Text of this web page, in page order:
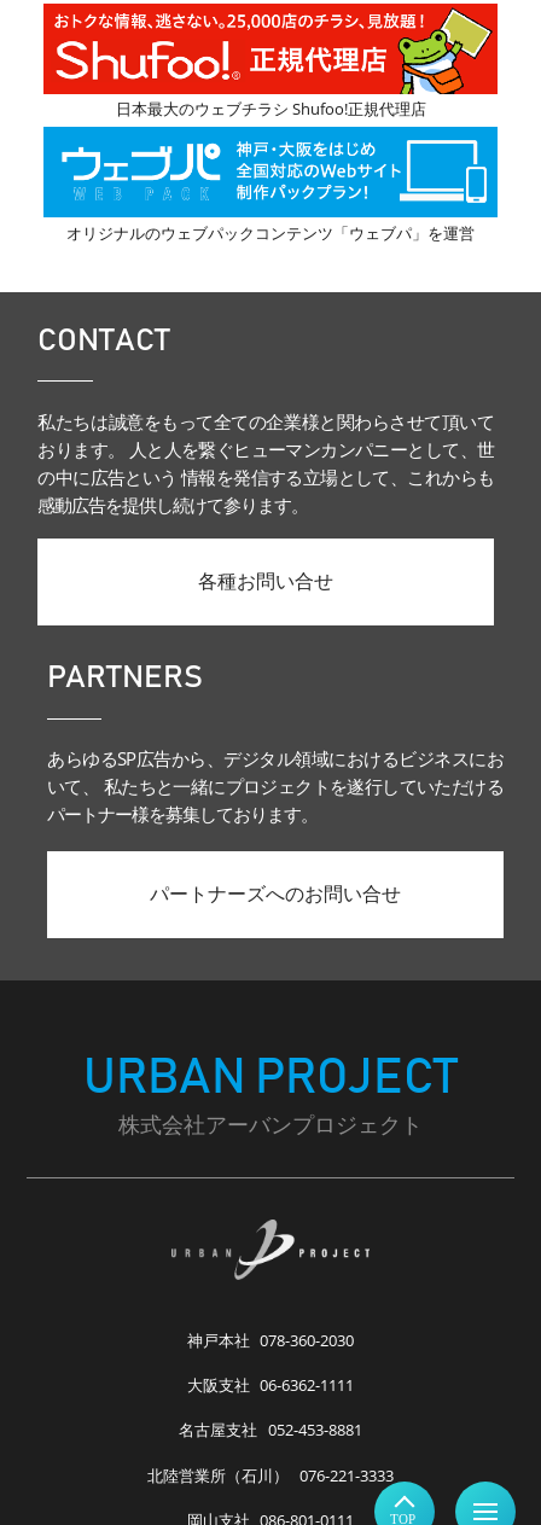
日本最大のウェブチラシ Shufoo!正規代理店
オリジナルのウェブパックコンテンツ「ウェブパ」を運営
CONTACT
私たちは誠意をもって全ての企業様と関わらさせて頂いて
おります。 人と人を繋ぐヒューマンカンパニーとして、世
の中に広告という 情報を発信する立場として、これからも
感動広告を提供し続けて参ります。
各種お問い合せ
PARTNERS
あらゆるSP広告から、デジタル領域におけるビジネスにお
いて、 私たちと一緒にプロジェクトを遂行していただける
パートナー様を募集しております。
パートナーズへのお問い合せ
URBAN PROJECT
株式会社アーバンプロジェクト
神戸本社 078-360-2030
大阪支社 06-6362-1111
名古屋支社 052-453-8881
北陸営業所（石川） 076-221-3333
岡山支社 086-801-0111